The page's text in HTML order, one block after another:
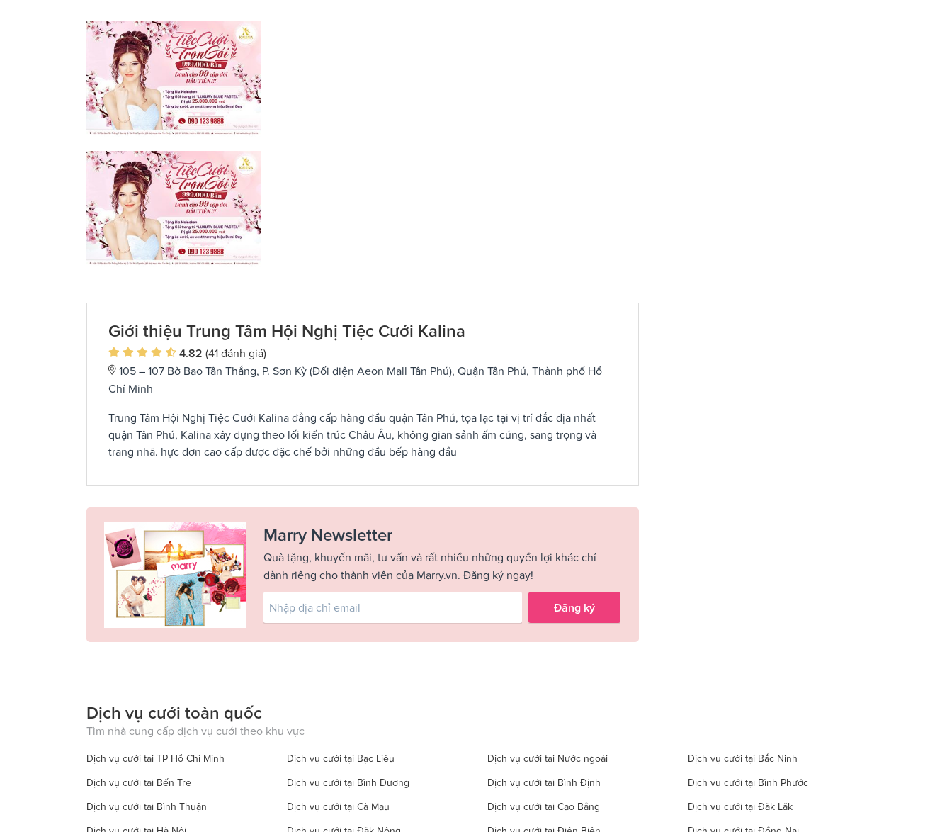
Giới thiệu Trung Tâm Hội Nghị Tiệc Cưới Kalina
4.82 (41 đánh giá)
105 – 107 Bờ Bao Tân Thắng, P. Sơn Kỳ (Đối diện Aeon Mall Tân Phú), Quận Tân Phú, Thành phố Hồ
Chí Minh
Trung Tâm Hội Nghị Tiệc Cưới Kalina đẳng cấp hàng đầu quận Tân Phú, tọa lạc tại vị trí đắc địa nhất
quận Tân Phú, Kalina xây dựng theo lối kiến trúc Châu Âu, không gian sảnh ấm cúng, sang trọng và
trang nhã. hực đơn cao cấp được đặc chế bởi những đầu bếp hàng đầu
Marry Newsletter
Quà tặng, khuyến mãi, tư vấn và rất nhiều những quyền lợi khác chỉ
dành riêng cho thành viên của Marry.vn. Đăng ký ngay!
Đăng ký
Dịch vụ cưới toàn quốc
Tìm nhà cung cấp dịch vụ cưới theo khu vực
Dịch vụ cưới tại TP Hồ Chí Minh Dịch vụ cưới tại Bạc Liêu Dịch vụ cưới tại Nước ngoài Dịch vụ cưới tại Bắc Ninh
Dịch vụ cưới tại Bến Tre Dịch vụ cưới tại Bình Dương Dịch vụ cưới tại Bình Định Dịch vụ cưới tại Bình Phước
Dịch vụ cưới tại Bình Thuận Dịch vụ cưới tại Cà Mau Dịch vụ cưới tại Cao Bằng Dịch vụ cưới tại Đăk Lăk